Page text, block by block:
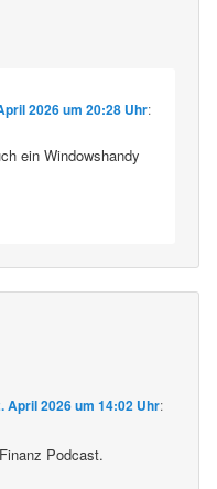
2026 um 20:28 Uhr:
ein Windowshandy
April 2026 um 14:02 Uhr:
Podcast.